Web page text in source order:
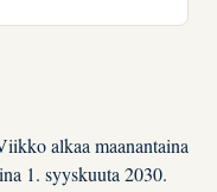
alkaa maanantaina
1. syyskuuta 2030.